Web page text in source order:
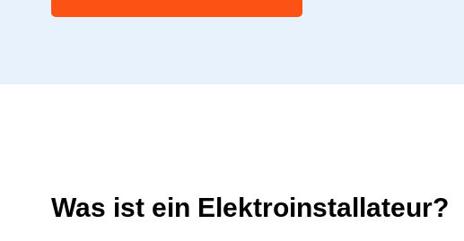
Was ist ein Elektroinstallateur?